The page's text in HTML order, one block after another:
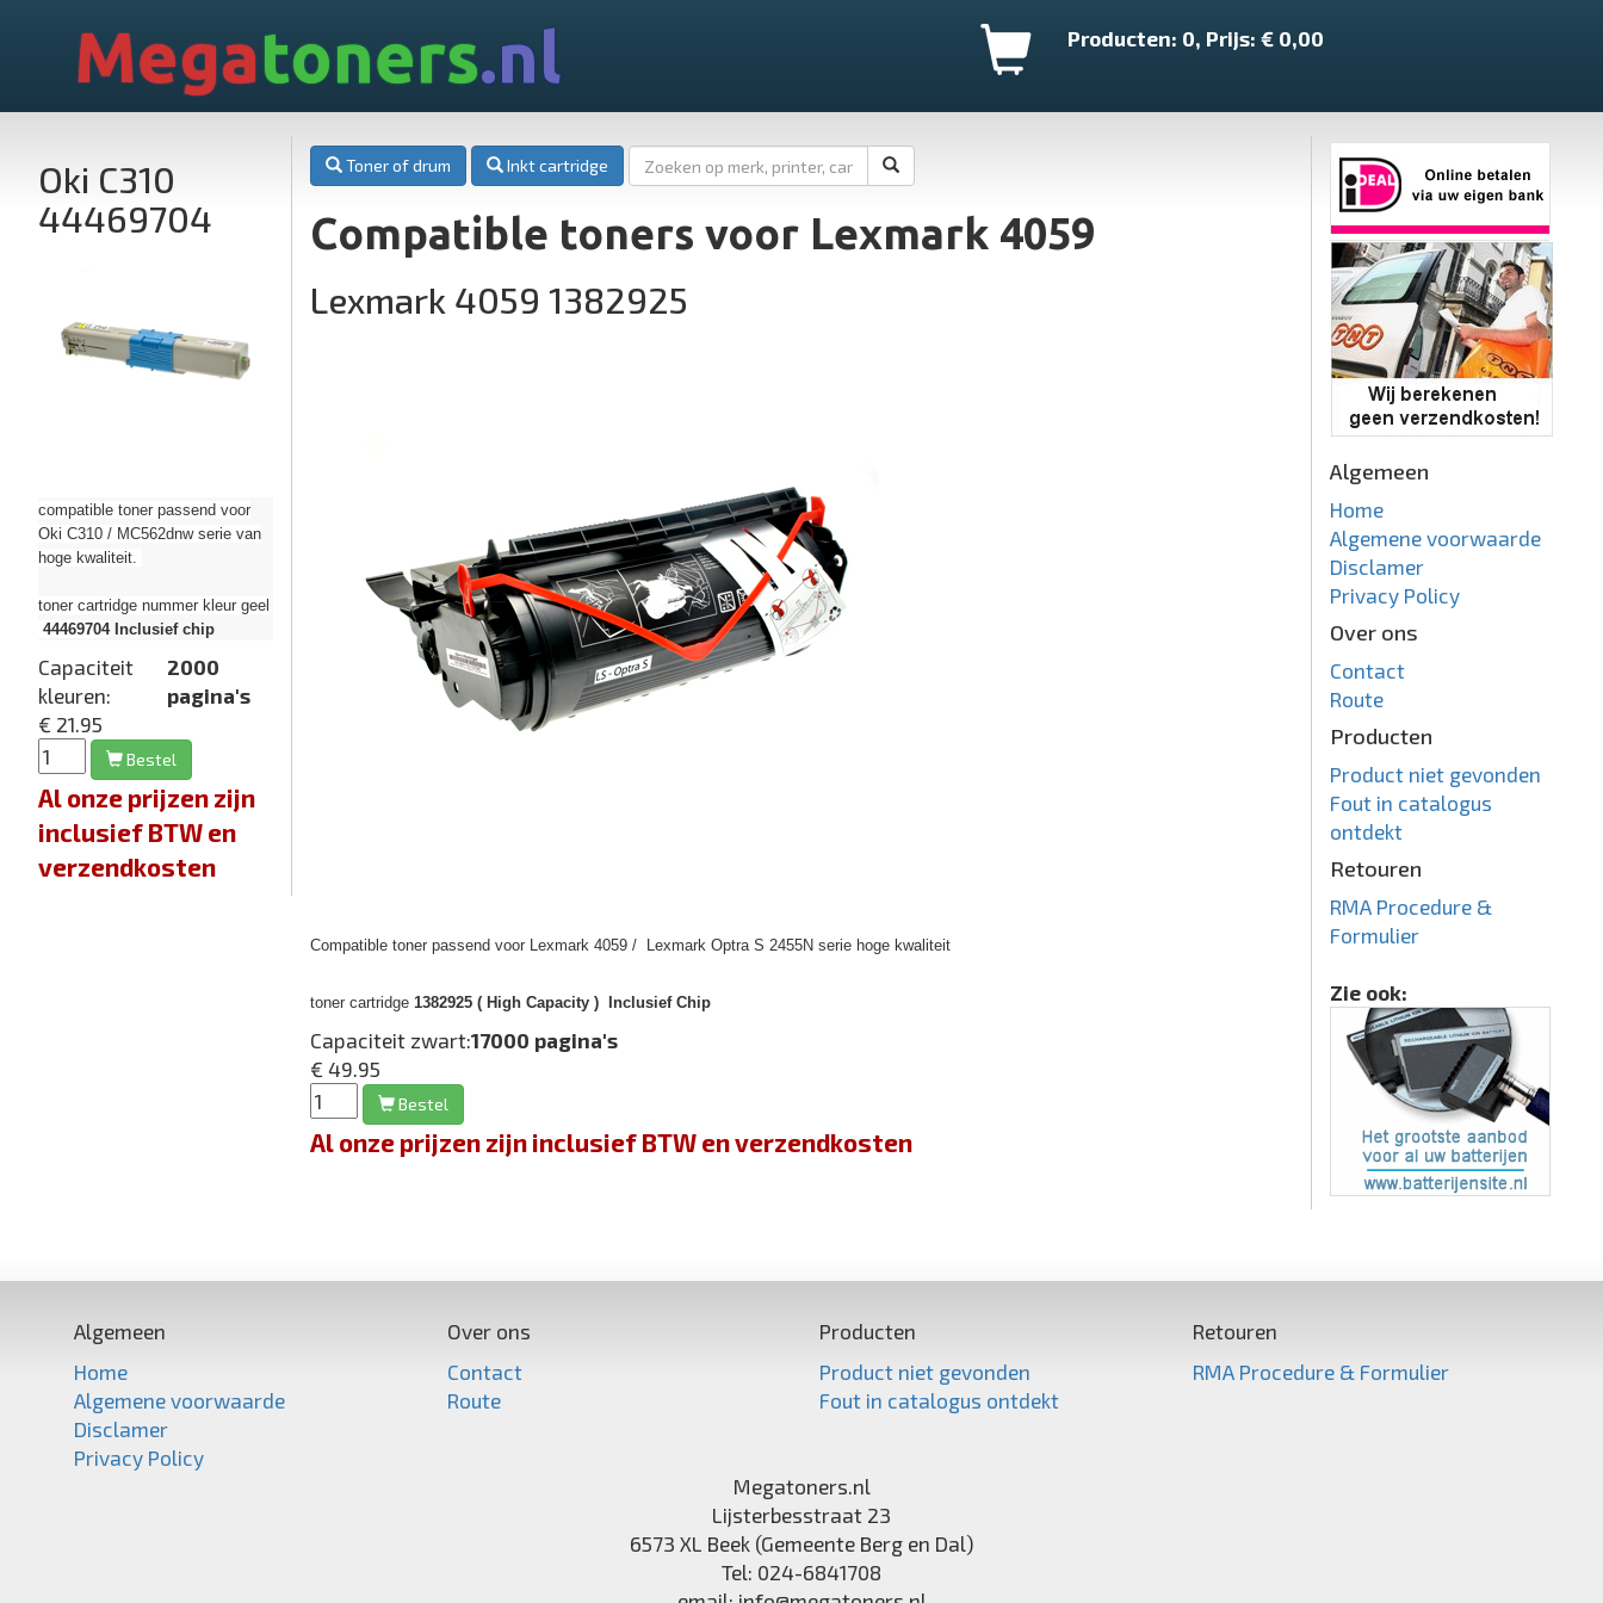
Megatoners.nl Producten: 0, Prijs: € 0,00
Oki C310
44469704
compatible toner passend voor
Oki C310 / MC562dnw serie van
hoge kwaliteit.
toner cartridge nummer kleur geel
44469704Inclusief chip
Capaciteit
kleuren:
2000
pagina's
€ 21.95
Bestel
Al onze prijzen zijn
inclusief BTW en
verzendkosten
Toner of drum Inkt cartridge
Compatible toners voor Lexmark 4059
Lexmark 4059 1382925
Compatible toner passend voor Lexmark 4059 / Lexmark Optra S 2455N serie hoge kwaliteit
toner cartridge 1382925 ( High Capacity ) Inclusief Chip
Capaciteit zwart:17000 pagina's
€ 49.95
Bestel
Al onze prijzen zijn inclusief BTW en verzendkosten
Algemeen
Home
Algemene voorwaarde
Disclamer
Privacy Policy
Over ons
Contact
Route
Producten
Product niet gevonden
Fout in catalogus
ontdekt
Retouren
RMA Procedure &
Formulier
Zie ook:
Algemeen
Home
Algemene voorwaarde
Disclamer
Privacy Policy
Over ons
Contact
Route
Producten
Product niet gevonden
Fout in catalogus ontdekt
Retouren
RMA Procedure & Formulier
Megatoners.nl
Lijsterbesstraat 23
6573 XL Beek (Gemeente Berg en Dal)
Tel: 024-6841708